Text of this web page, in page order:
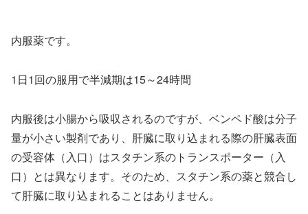
内服薬です。
1日1回の服用で半減期は15～24時間
内服後は小腸から吸収されるのですが、ベンペド酸は分子
量が小さい製剤であり、肝臓に取り込まれる際の肝臓表面
の受容体（入口）はスタチン系のトランスポーター（入
口）とは異なります。そのため、スタチン系の薬と競合し
て肝臓に取り込まれることはありません。